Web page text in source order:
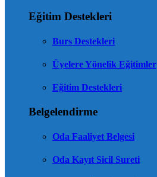
Eğitim Destekleri
Burs Destekleri
Üyelere Yönelik Eğitimler
Eğitim Destekleri
Belgelendirme
Oda Faaliyet Belgesi
Oda Kayıt Sicil Sureti